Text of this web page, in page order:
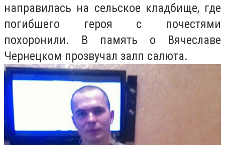
направилась на сельское кладбище, где
погибшего героя с почестями
похоронили. В память о Вячеславе
Чернецком прозвучал залп салюта.